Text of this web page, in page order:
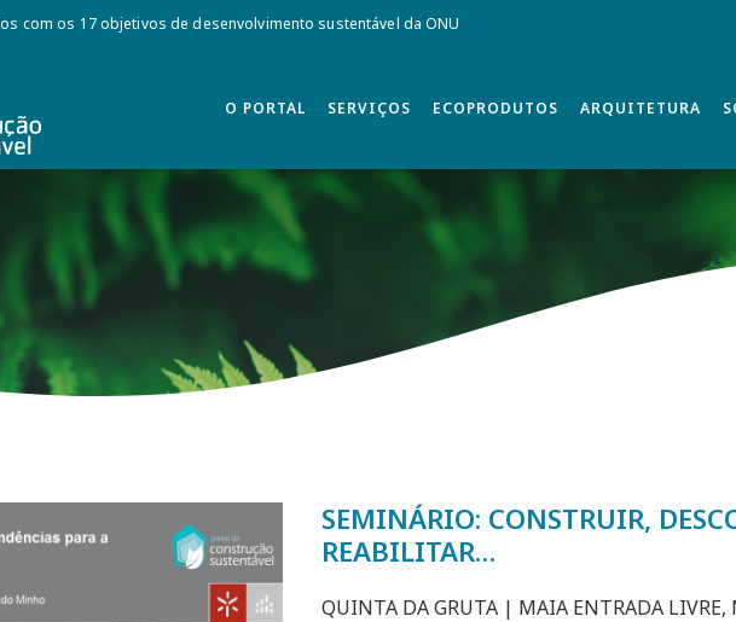
com os 17 objetivos de desenvolvimento sustentável da ONU
O PORTAL SERVIÇOS ECOPRODUTOS ARQUITETURA
SEMINÁRIO: CONSTRUIR,
REABILITAR…
QUINTA DA GRUTA | MAIA ENTRADA LIVRE,